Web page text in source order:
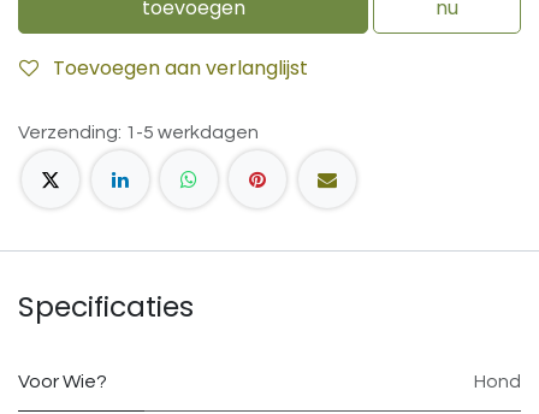
toevoegen
nu
Toevoegen aan verlanglijst
Verzending: 1-5 werkdagen
Specificaties
Voor Wie? Hond